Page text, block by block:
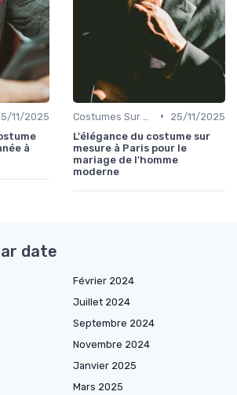
11/2025
à
•
25/11/2025
L'élégance du costume sur
mesure à Paris pour le
mariage de l'homme
moderne
date
Février 2024
Juillet 2024
Septembre 2024
Novembre 2024
Janvier 2025
Mars 2025